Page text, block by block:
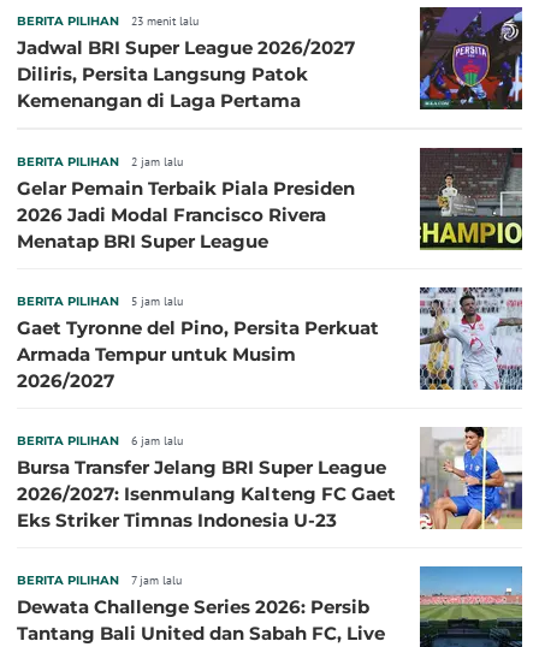
BERITA PILIHAN 23 menit lalu
Jadwal BRI Super League 2026/2027
Diliris, Persita Langsung Patok
Kemenangan di Laga Pertama
BERITA PILIHAN 2 jam lalu
Gelar Pemain Terbaik Piala Presiden
2026 Jadi Modal Francisco Rivera
Menatap BRI Super League
BERITA PILIHAN 5 jam lalu
Gaet Tyronne del Pino, Persita Perkuat
Armada Tempur untuk Musim
2026/2027
BERITA PILIHAN 6 jam lalu
Bursa Transfer Jelang BRI Super League
2026/2027: Isenmulang Kalteng FC Gaet
Eks Striker Timnas Indonesia U-23
BERITA PILIHAN 7 jam lalu
Dewata Challenge Series 2026: Persib
Tantang Bali United dan Sabah FC, Live